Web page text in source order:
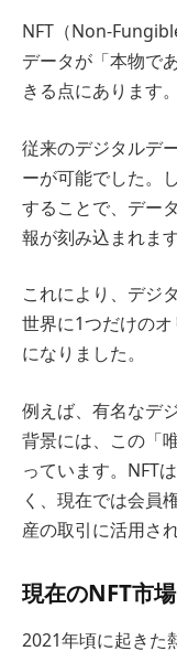
NFT（Non-
データが「本物で
きる点にあります。
従来のデジタルデ
ーが可能でした。
することで、デー
報が刻み込まれます
これにより、デジ
世界に1つだけの
になりました。
例えば、有名なデ
背景には、この「
っています。NFT
く、現在では会員
産の取引に活用さ
現在のNFT市場
2021年頃に起きた